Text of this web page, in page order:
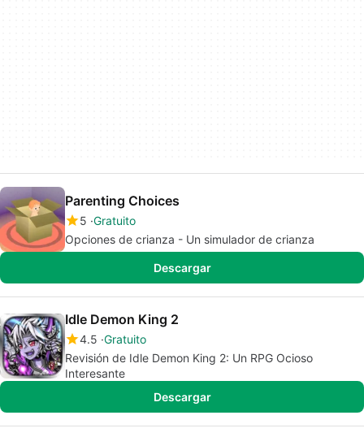
Parenting Choices
5 Gratuito
Opciones de crianza - Un simulador de crianza
Descargar
Idle Demon King 2
4.5 Gratuito
Revisión de Idle Demon King 2: Un RPG Ocioso
Interesante
Descargar